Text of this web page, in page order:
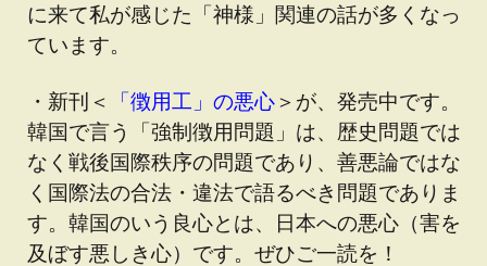
に来て私が感じた「神様」関連の話が多くなっ
ています。
・新刊＜ 「徴用工」の悪心＞が、発売中です。
韓国で言う「強制徴用問題」は、歴史問題では
なく戦後国際秩序の問題であり、善悪論ではな
く国際法の合法・違法で語るべき問題でありま
す。韓国のいう良心とは、日本への悪心（害を
及ぼす悪しき心）です。ぜひご一読を！